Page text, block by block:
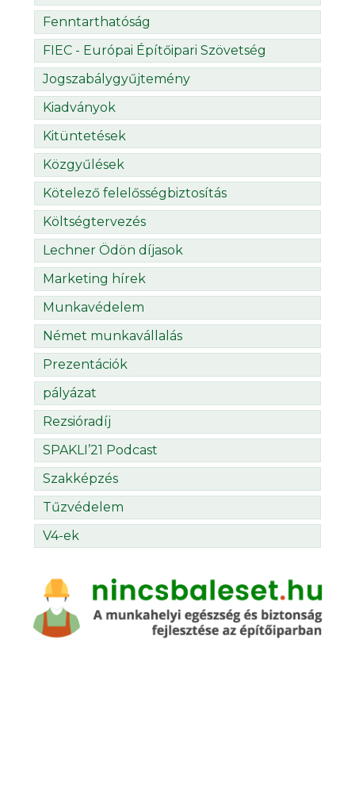
Fenntarthatóság
FIEC - Európai Építőipari Szövetség
Jogszabálygyűjtemény
Kiadványok
Kitüntetések
Közgyűlések
Kötelező felelősségbiztosítás
Költségtervezés
Lechner Ödön díjasok
Marketing hírek
Munkavédelem
Német munkavállalás
Prezentációk
pályázat
Rezsióradíj
SPAKLI’21 Podcast
Szakképzés
Tűzvédelem
V4-ek